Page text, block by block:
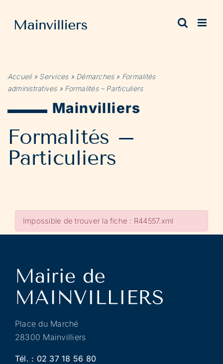
contenu
Accueil» Services» Démarches» Formalités
administratives» Formalités – Particuliers
Mainvilliers
Formalités –
Particuliers
Impossible de trouver la fiche : R44557.xml
Place du Marché
28300 Mainvilliers
Tél. : 02 37 18 56 80